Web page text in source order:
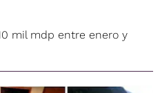
mil mdp entre enero y